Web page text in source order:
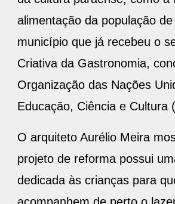
da cultura paraense, como a
alimentação da população
município que já recebeu o
Criativa da Gastronomia,
Organização das Nações
O arquiteto Aurélio Meira
projeto de reforma possui
dedicada às crianças para